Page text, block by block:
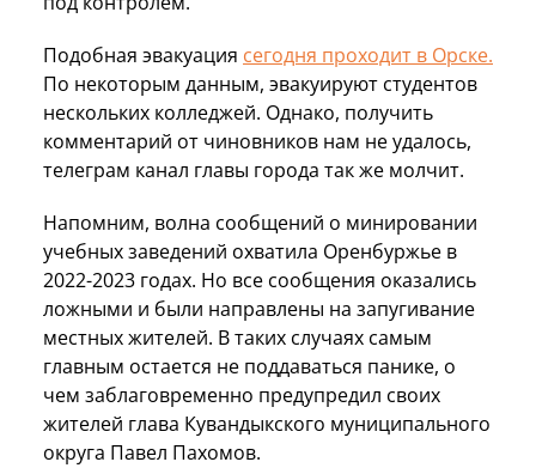
Подобная эвакуация сегодня проходит в Орске.
По некоторым данным, эвакуируют студентов
нескольких колледжей. Однако, получить
комментарий от чиновников нам не удалось,
телеграм канал главы города так же молчит.
Напомним, волна сообщений о минировании
учебных заведений охватила Оренбуржье в
2022-2023 годах. Но все сообщения оказались
ложными и были направлены на запугивание
местных жителей. В таких случаях самым
главным остается не поддаваться панике, о
чем заблаговременно предупредил своих
жителей глава Кувандыкского муниципального
округа Павел Пахомов.